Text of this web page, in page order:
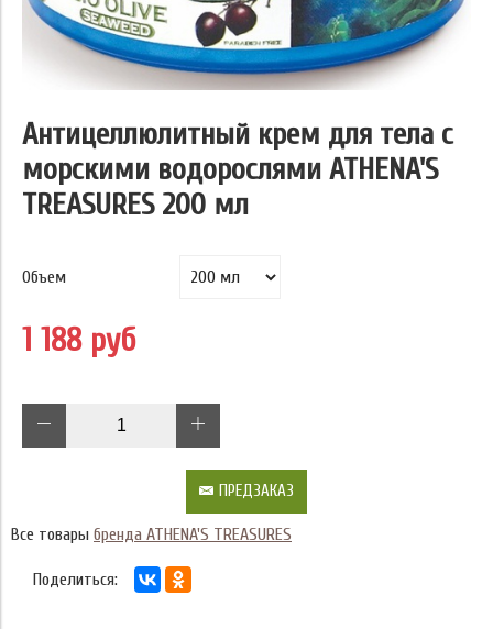
Антицеллюлитный крем для тела с
морскими водорослями ATHENA'S
TREASURES 200 мл
Объем
1 188 руб
ПРЕДЗАКАЗ
Все товары бренда ATHENA'S TREASURES
Поделиться: